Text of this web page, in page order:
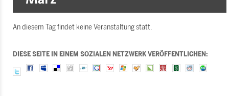
An diesem Tag findet keine Veranstaltung statt.
DIESE SEITE IN EINEM SOZIALEN NETZWERK VERÖFFENTLICHEN: